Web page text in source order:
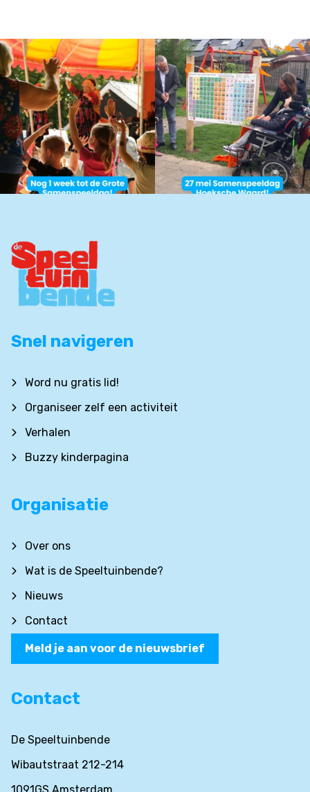
Snel navigeren
Word nu gratis lid!
Organiseer zelf een activiteit
Verhalen
Buzzy kinderpagina
Organisatie
Over ons
Wat is de Speeltuinbende?
Nieuws
Contact
Meld je aan voor de nieuwsbrief
Contact
De Speeltuinbende
Wibautstraat 212-214